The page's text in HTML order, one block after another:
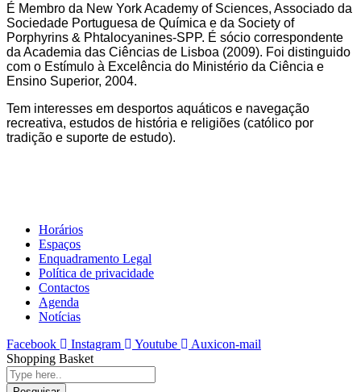
É Membro da New York Academy of Sciences, Associado da
Sociedade Portuguesa de Química e da Society of
Porphyrins & Phtalocyanines-SPP. É sócio correspondente
da Academia das Ciências de Lisboa (2009). Foi distinguido
com o Estímulo à Excelência do Ministério da Ciência e
Ensino Superior, 2004.
Tem interesses em desportos aquáticos e navegação
recreativa, estudos de história e religiões (católico por
tradição e suporte de estudo).
Horários
Espaços
Enquadramento Legal
Política de privacidade
Contactos
Agenda
Notícias
Facebook
Instagram Youtube
Auxicon-mail
Shopping Basket